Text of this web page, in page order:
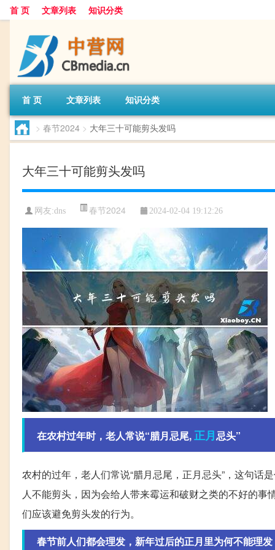
首 页 文章列表 知识分类
首 页 文章列表 知识分类
> 春节2024 > 大年三十可能剪头发吗
大年三十可能剪头发吗
网友:dns 春节2024 2024-02-04 19:12:26
在农村过年时，老人常说“腊月忌尾,正月忌头”
农村的过年，老人们常说“腊月忌尾，正月忌头”，这句
人不能剪头，因为会给人带来霉运和破财之类的不好的
们应该避免剪头发的行为。
春节前人们都会理发，新年过后的正月里为何不能理发